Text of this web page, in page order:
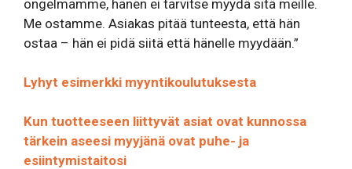
ongelmamme, hänen ei tarvitse myydä sitä meille.
Me ostamme. Asiakas pitää tunteesta, että hän
ostaa – hän ei pidä siitä että hänelle myydään.”
Lyhyt esimerkki myyntikoulutuksesta
Kun tuotteeseen liittyvät asiat ovat kunnossa
tärkein aseesi myyjänä ovat puhe- ja
esiintymistaitosi